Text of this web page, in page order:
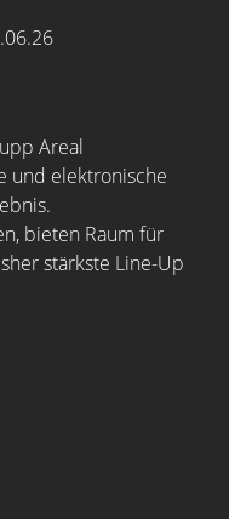
Areal
und elektronische
bieten Raum für
stärkste Line-Up